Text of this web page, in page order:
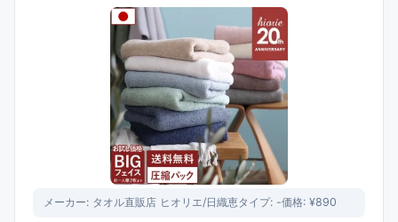
メーカー: タオル直販店 ヒオリエ/日織恵タイプ: -価格: ¥890